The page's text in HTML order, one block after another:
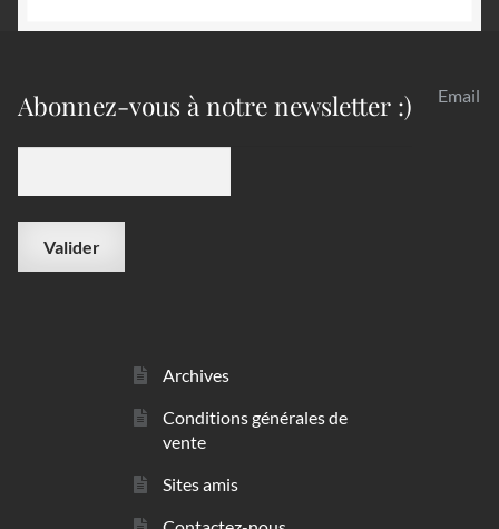
Abonnez-vous à notre newsletter :) Email
Archives
Conditions générales de
vente
Sites amis